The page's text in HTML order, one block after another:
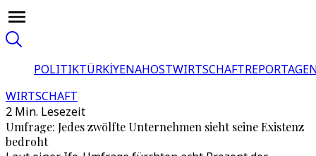
POLITIKTÜRKİYENAHOSTWIRTSCHAFT
WIRTSCHAFT
2 Min. Lesezeit
Umfrage: Jedes zwölfte Unternehmen sieht seine Existenz
bedroht